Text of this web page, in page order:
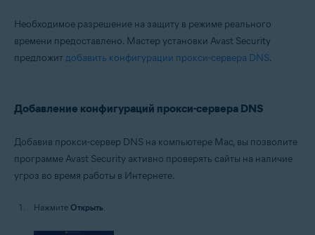
Необходимое разрешение на защиту в режиме реального
времени предоставлено. Мастер установки Avast Security
предложит добавить конфигурации прокси-сервера DNS.
Добавление конфигураций прокси-сервера DNS
Добавив прокси-сервер DNS на компьютере Mac, вы позволите
программе Avast Security активно проверять сайты на наличие
угроз во время работы в Интернете.
Нажмите Открыть